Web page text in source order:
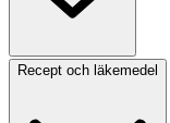
Recept och läkemedel